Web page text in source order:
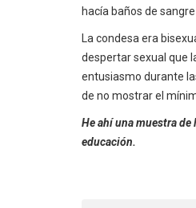
hacía baños de
La condesa era
despertar sexual que
entusiasmo durante
de no mostrar el
He ahí una muestra
educación.